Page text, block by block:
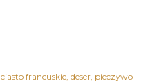
ciasto francuskie deser pieczywo